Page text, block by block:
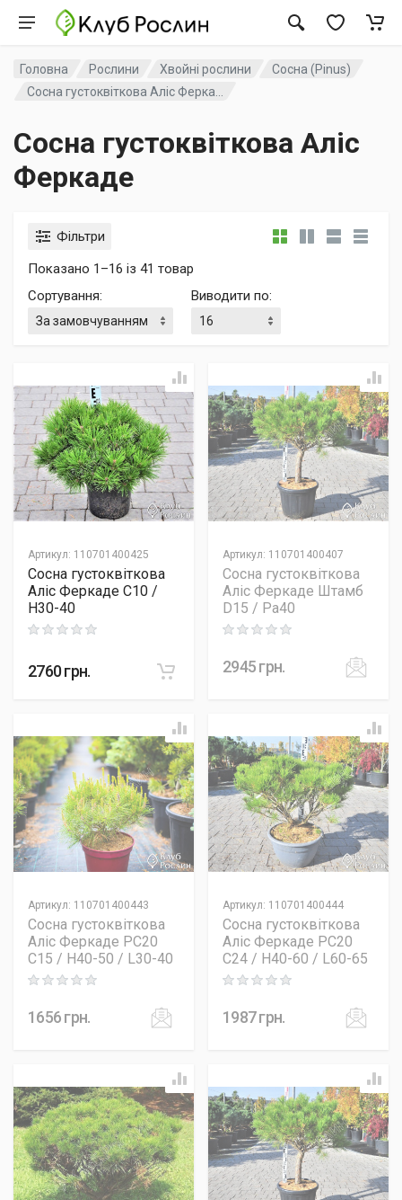
Головна Рослини Хвойні рослини
Сосна (Pinus)
Сосна густоквіткова Аліс Ферка...
Сосна густоквіткова Аліс
Феркаде
Фільтри
Показано 1–16 із 41 товар
Сортування: Виводити по:
Артикул: 110701400425
Сосна густоквіткова
Аліс Феркаде C10 /
H30-40
Rating: 0 out of 5
2760грн.
Артикул: 110701400407
Сосна густоквіткова
Аліс Феркаде Штамб
D15 / Pa40
Rating: 0 out of 5
2945грн.
Артикул: 110701400443
Сосна густоквіткова
Аліс Феркаде PC20
C15 / H40-50 / L30-40
Rating: 0 out of 5
1656грн.
Артикул: 110701400444
Сосна густоквіткова
Аліс Феркаде PC20
C24 / H40-60 / L60-65
Rating: 0 out of 5
1987грн.